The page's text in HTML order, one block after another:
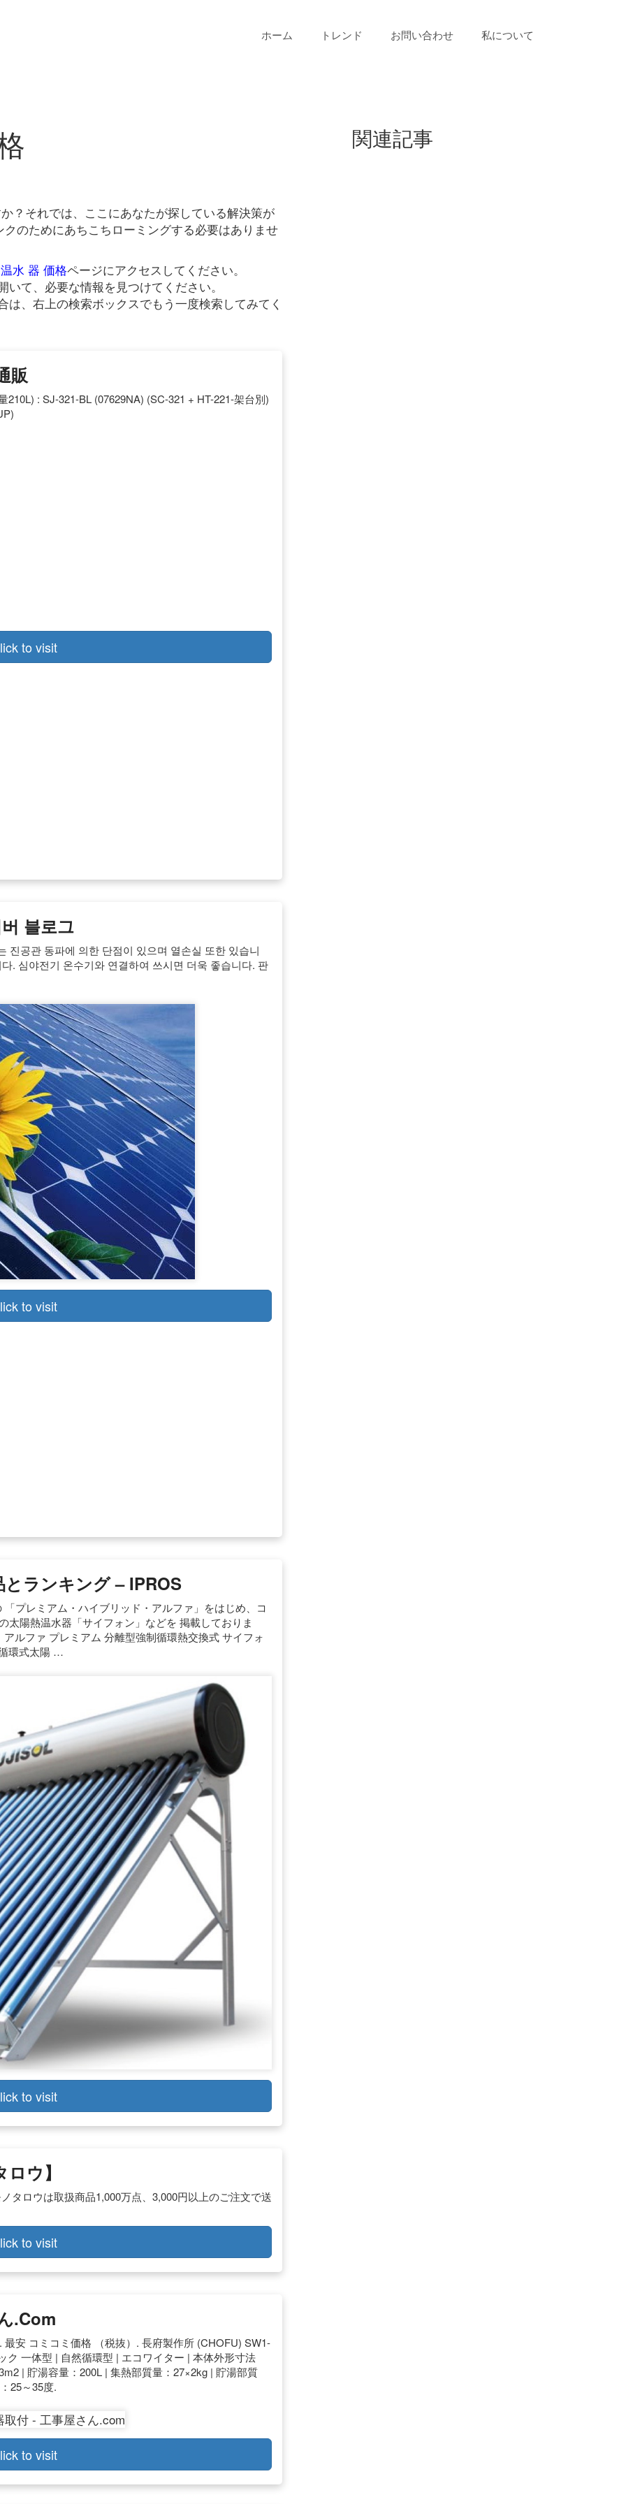
ホーム トレンド お問い合わせ 私について
？それでは、ここにあなたが探している解決策が
のためにあちこちローミングする必要はありませ
水 器 価格ページにアクセスしてください。
て、必要な情報を見つけてください。
は、右上の検索ボックスでもう一度検索してみてく
販
: SJ-321-BL (07629NA) (SC-321 + HT-221-架台別)
to visit
블로그
진공관 동파에 의한 단점이 있으며 열손실 또한 있습니
. 심야전기 온수기와 연결하여 쓰시면 더욱 좋습니다. 판
to visit
ランキング – IPROS
プレミアム・ハイブリッド・アルファ」をはじめ、コ
太陽熱温水器「サイフォン」などを 掲載しておりま
ルファ プレミアム 分離型強制循環熱交換式 サイフォ
環式太陽 …
to visit
ウ】
タロウは取扱商品1,000万点、3,000円以上のご注文で送
to visit
.com
安 コミコミ価格 （税抜）. 長府製作所 (CHOFU) SW1-
体型 | 自然循環型 | エコワイター | 本体外形寸法
| 貯湯容量：200L | 集熱部質量：27×2kg | 貯湯部質
25～35度.
to visit
関連記事